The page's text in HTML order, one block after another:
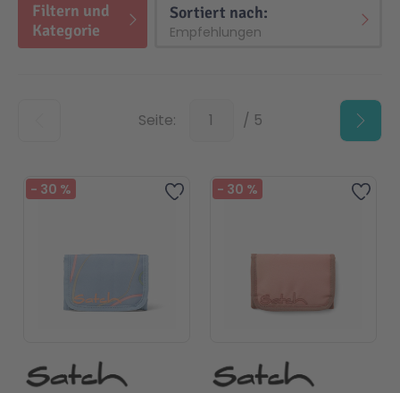
Filtern und
Kategorie
Sortiert nach:
Seite:Top / 5
Zur Wunschliste hinzufügen
- 30 % Zur
- 30 %